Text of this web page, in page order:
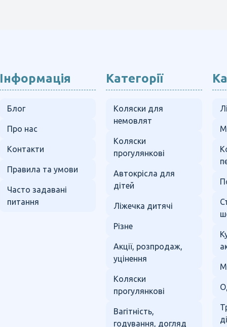
Інформація
Блог
Про нас
Контакти
Правила та умови
Часто задавані
питання
Категорії
Коляски для
немовлят
Коляски
прогулянкові
Автокрісла для
дітей
Ліжечка дитячі
Різне
Акції, розпродаж,
уцінення
Коляски
прогулянкові
Вагітність,
годування, догляд